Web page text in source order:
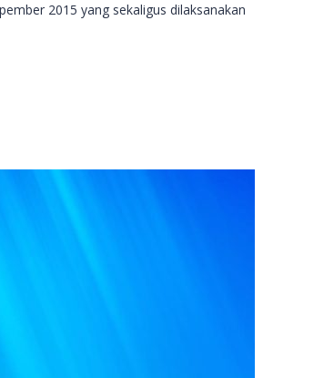
2015 yang sekaligus dilaksanakan